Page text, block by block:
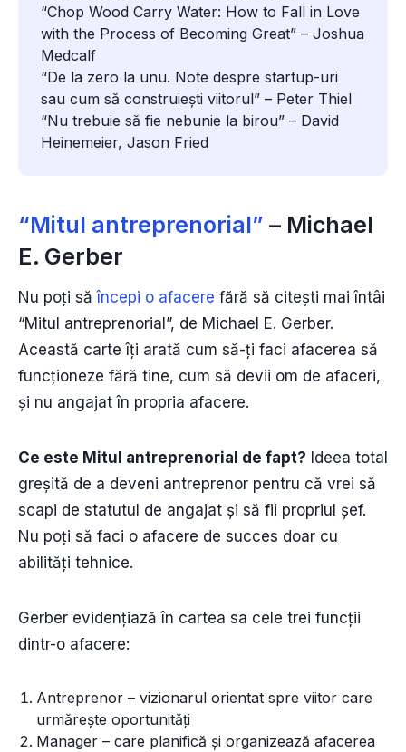
“Chop Wood Carry Water: How to Fall in Love
with the Process of Becoming Great” – Joshua
Medcalf
“De la zero la unu. Note despre startup-uri
sau cum să construiești viitorul” – Peter Thiel
“Nu trebuie să fie nebunie la birou” – David
Heinemeier, Jason Fried
“Mitul antreprenorial” – Michael
E. Gerber
Nu poți săîncepi o afacere fără să citești mai întâi
“Mitul antreprenorial”, de Michael E. Gerber.
Această carte îți arată cum să-ți faci afacerea să
funcționeze fără tine, cum să devii om de afaceri,
și nu angajat în propria afacere.
Ce este Mitul antreprenorial de fapt? Ideea total
greșită de a deveni antreprenor pentru că vrei să
scapi de statutul de angajat și să fii propriul șef.
Nu poți să faci o afacere de succes doar cu
abilități tehnice.
Gerber evidențiază în cartea sa cele trei funcții
dintr-o afacere:
Antreprenor – vizionarul orientat spre viitor care
urmărește oportunități
Manager – care planifică și organizează afacerea